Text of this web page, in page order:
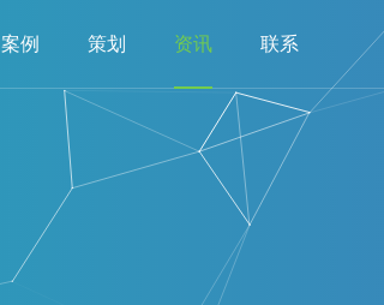
案例 策划 资讯 联系